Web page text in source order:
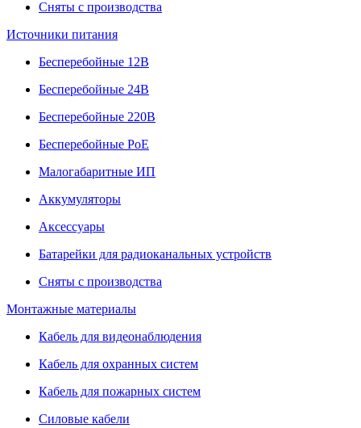
Сняты с производства
Источники питания
Бесперебойные 12В
Бесперебойные 24В
Бесперебойные 220В
Бесперебойные PoE
Малогабаритные ИП
Аккумуляторы
Аксессуары
Батарейки для радиоканальных устройств
Сняты с производства
Монтажные материалы
Кабель для видеонаблюдения
Кабель для охранных систем
Кабель для пожарных систем
Силовые кабели